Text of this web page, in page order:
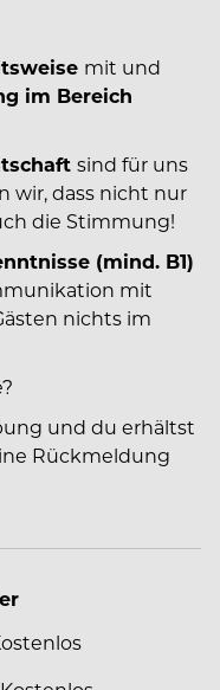
mit und
im Bereich
sind für uns
wir, dass nicht nur
die Stimmung!
(mind. B1)
mit
nichts im
und du erhältst
Rückmeldung